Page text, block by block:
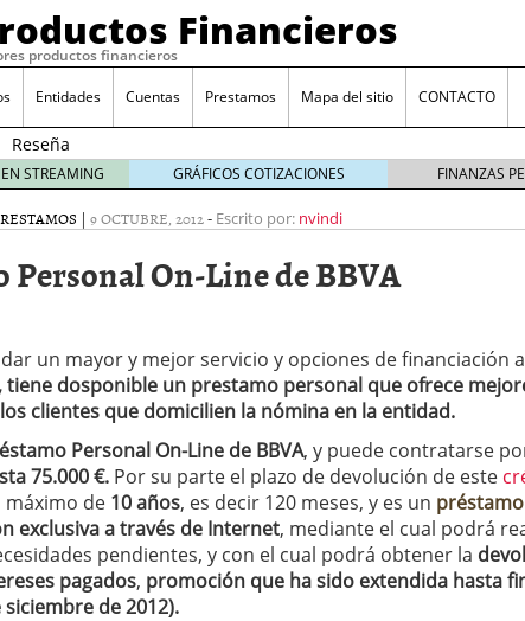
Financieros
productos financieros
Entidades Cuentas Prestamos Mapa del sitio CONTACTO
Reseña
de SIFX:
Lo Que
Deben
los
Traders
Operar
29/06/2026
y GM consiguen licencia bancaria: nuevas perspectivas para
financieros ligados al sector automotriz
qué el ahorro precautorio sigue al alza entre los hogares? 21/
bancos tradicionales reaccionan: nuevas cuentas al 1,5 % tras
de los neobancos 12/01/2026
al 4 % siguen vigentes en varias entidades: ¿qué plazos
pedir? 09/01/2026
STREAMING GRÁFICOS COTIZACIONES FINANZAS
| 9 OCTUBRE, 2012- Escrito por: nvindi
Personal On-Line de BBVA
un mayor y mejor servicio y opciones de financiación
tiene dosponible un prestamo personal que ofrece
clientes que domicilien la nómina en la entidad.
Personal On-Line de BBVA, y puede contratarse
75.000 €. Por su parte el plazo de devolución de este
de 10 años, es decir 120 meses, y es un
exclusiva a través de Internet, mediante el cual podrá
pendientes, y con el cual podrá obtener la
pagados, promoción que ha sido extendida hasta
de 2012).